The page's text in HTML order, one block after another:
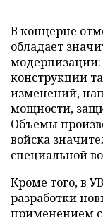
В концерне
обладает
модернизации:
конструкции
изменений,
мощности,
Объемы
войска
специальной
Кроме того, в
разработки
применением